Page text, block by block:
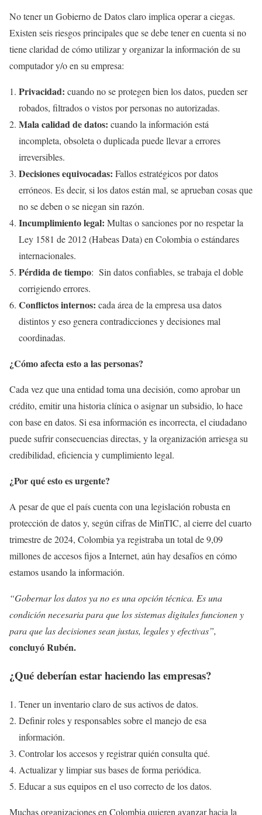
No tener un Gobierno de Datos claro implica operar a ciegas.
Existen seis riesgos principales que se debe tener en cuenta si no
tiene claridad de cómo utilizar y organizar la información de su
computador y/o en su empresa:
Privacidad: cuando no se protegen bien los datos, pueden ser
robados, filtrados o vistos por personas no autorizadas.
Mala calidad de datos: cuando la información está
incompleta, obsoleta o duplicada puede llevar a errores
irreversibles.
Decisiones equivocadas: Fallos estratégicos por datos
erróneos. Es decir, si los datos están mal, se aprueban cosas que
no se deben o se niegan sin razón.
Incumplimiento legal: Multas o sanciones por no respetar la
Ley 1581 de 2012 (Habeas Data) en Colombia o estándares
internacionales.
Pérdida de tiempo: Sin datos confiables, se trabaja el doble
corrigiendo errores.
Conflictos internos: cada área de la empresa usa datos
distintos y eso genera contradicciones y decisiones mal
coordinadas.
¿Cómo afecta esto a las personas?
Cada vez que una entidad toma una decisión, como aprobar un
crédito, emitir una historia clínica o asignar un subsidio, lo hace
con base en datos. Si esa información es incorrecta, el ciudadano
puede sufrir consecuencias directas, y la organización arriesga su
credibilidad, eficiencia y cumplimiento legal.
¿Por qué esto es urgente?
A pesar de que el país cuenta con una legislación robusta en
protección de datos y, según cifras de MinTIC, al cierre del cuarto
trimestre de 2024, Colombia ya registraba un total de 9,09
millones de accesos fijos a Internet, aún hay desafíos en cómo
estamos usando la información.
“Gobernar los datos ya no es una opción técnica. Es una
condición necesaria para que los sistemas digitales funcionen y
para que las decisiones sean justas, legales y efectivas”,
concluyó Rubén.
¿Qué deberían estar haciendo las empresas?
Tener un inventario claro de sus activos de datos.
Definir roles y responsables sobre el manejo de esa
información.
Controlar los accesos y registrar quién consulta qué.
Actualizar y limpiar sus bases de forma periódica.
Educar a sus equipos en el uso correcto de los datos.
Muchas organizaciones en Colombia quieren avanzar hacia la